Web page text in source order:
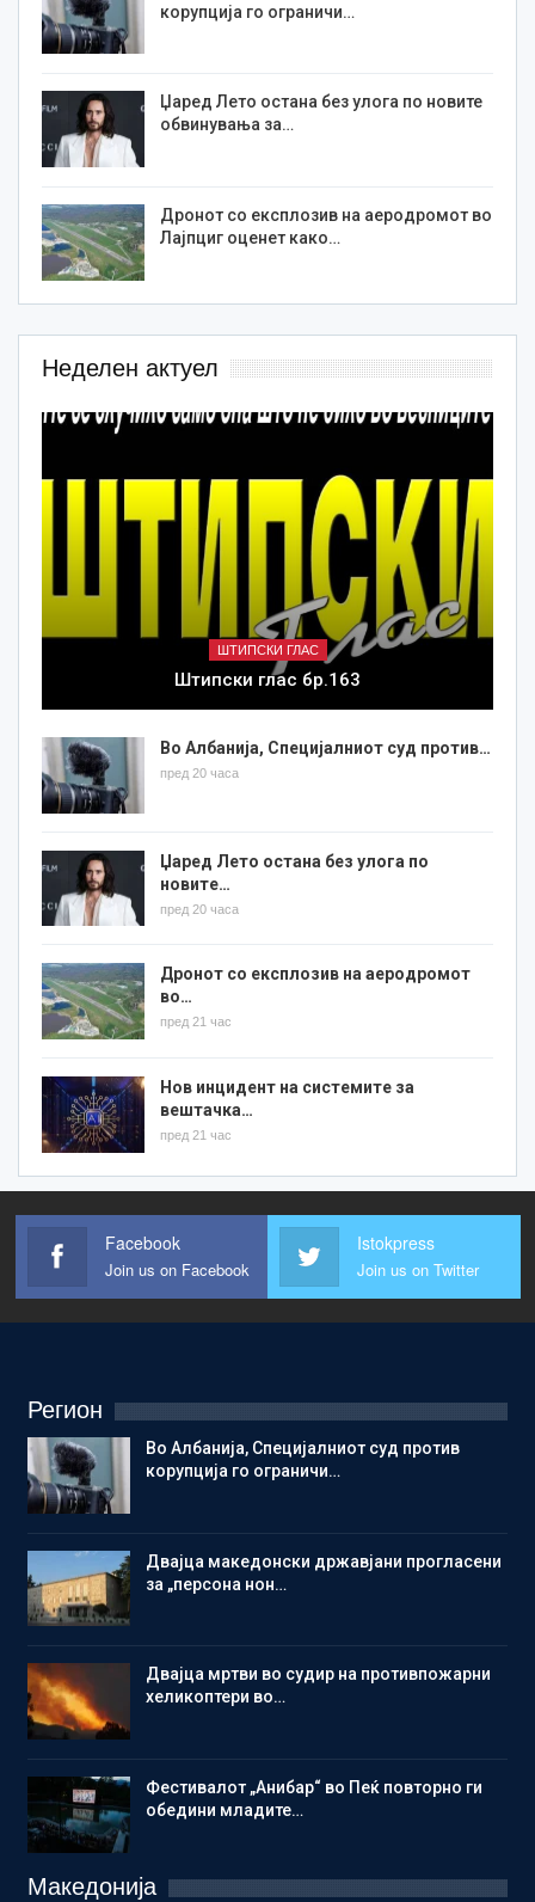
корупција го ограничи…
Џаред Лето остана без улога по новите
обвинувања за…
Дронот со експлозив на аеродромот во
Лајпциг оценет како…
Неделен актуел
ШТИПСКИ ГЛАС
Штипски глас бр.163
Во Албанија, Специјалниот суд против…
пред 20 часа
Џаред Лето остана без улога по
новите…
пред 20 часа
Дронот со експлозив на аеродромот
во…
пред 21 час
Нов инцидент на системите за
вештачка…
пред 21 час
Facebook
Join us on Facebook
Istokpress
Join us on Twitter
Регион
Во Албанија, Специјалниот суд против
корупција го ограничи…
Двајца македонски државјани прогласени
за „персона нон…
Двајца мртви во судир на противпожарни
хеликоптери во…
Фестивалот „Анибар“ во Пеќ повторно ги
обедини младите…
Македонија